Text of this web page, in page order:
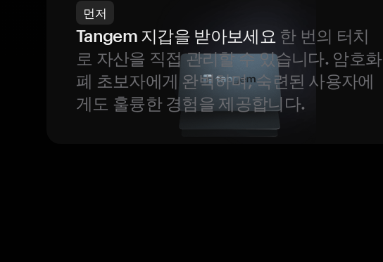
먼저
Tangem 지갑을 받아보세요 한 번의 터치
로 자산을 직접 관리할 수 있습니다. 암호화
폐 초보자에게 완벽하며, 숙련된 사용자에
게도 훌륭한 경험을 제공합니다.